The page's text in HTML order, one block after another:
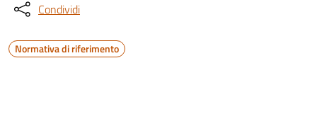
Condividi
Normativa di riferimento